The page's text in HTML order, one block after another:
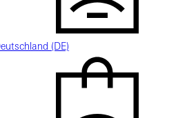
(DE)